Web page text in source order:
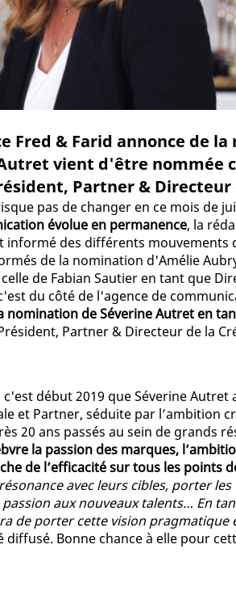
Fred & Farid annonce de
vient d'être nommée
Partner & Directeur
pas de changer en ce mois de
évolue en permanence, la
des différents mouvements
de la nomination d'Amélie
de Fabian Sautier en tant que
du côté de l'agence de
nomination de Séverine Autret en
Partner & Directeur de la
début 2019 que Séverine Autret
et Partner, séduite par l’ambition
20 ans passés au sein de grands
la passion des marques,
de l’efficacité sur tous les points
avec leurs cibles, porter
aux nouveaux talents… En
de porter cette vision pragmatique
Bonne chance à elle pour